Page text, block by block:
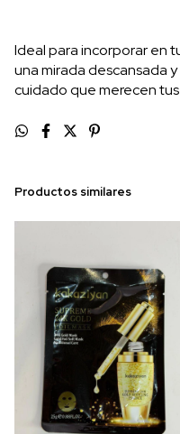
Ideal para incorporar en
una mirada descansada y
cuidado que merecen
Productos similares